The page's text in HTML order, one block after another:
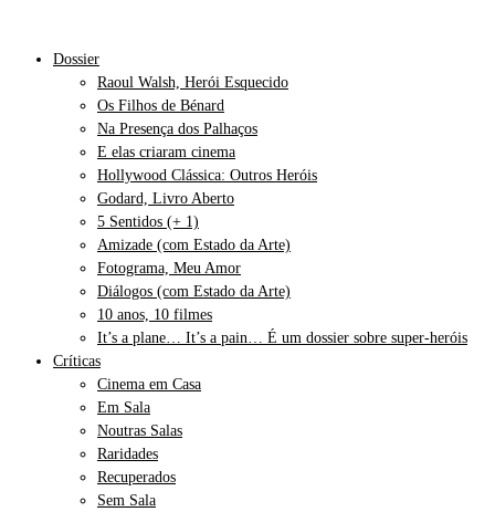
Dossier
Raoul Walsh, Herói Esquecido
Os Filhos de Bénard
Na Presença dos Palhaços
E elas criaram cinema
Hollywood Clássica: Outros Heróis
Godard, Livro Aberto
5 Sentidos (+ 1)
Amizade (com Estado da Arte)
Fotograma, Meu Amor
Diálogos (com Estado da Arte)
10 anos, 10 filmes
It’s a plane… It’s a pain… É um dossier sobre super-heróis
Críticas
Cinema em Casa
Em Sala
Noutras Salas
Raridades
Recuperados
Sem Sala